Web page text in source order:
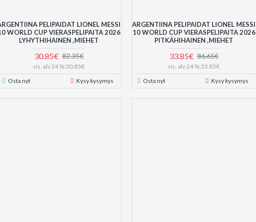
PELIPAIDAT LIONEL MESSI
WORLD CUP VIERASPELIPAITA 2026
LYHYTHIHAINEN ,MIEHET
30.85€ 82.35€
sis. alv 24 %:30.85€
Osta nyt
Kysy kysymys
ARGENTIINA PELIPAIDAT LIONEL MESSI
10 WORLD CUP VIERASPELIPAITA 2026
PITKÄHIHAINEN ,MIEHET
33.85€ 86.65€
sis. alv 24 %:33.85€
Osta nyt
Kysy kysymys